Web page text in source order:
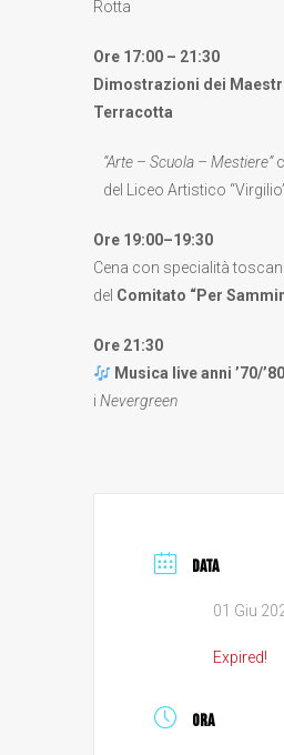
Rotta
Ore 17:00 – 21:30
Dimostrazioni dei
Terracotta
“Arte – Scuola – Mestiere”
del Liceo Artistico
Ore 19:00–19:30
Cena con specialità
del Comitato “Per
Ore 21:30
Musica live anni ’70/
i Nevergreen
DATA
01 Giu
Expired!
ORA